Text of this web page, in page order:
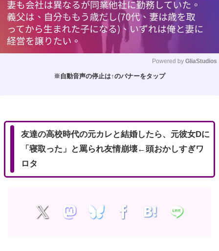
Powered by GliaStudios
※自動音声の停止は↑のバナーをタップ
友達の高校時代の元カレと結婚したら、元彼女Dに
「寝取った」と罵られ友情崩壊←頭おかしすぎワ
ロタ